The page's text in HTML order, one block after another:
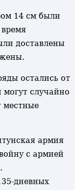
14 см были
доставлены
остались от
случайно
местные
армия
с армией
дневных